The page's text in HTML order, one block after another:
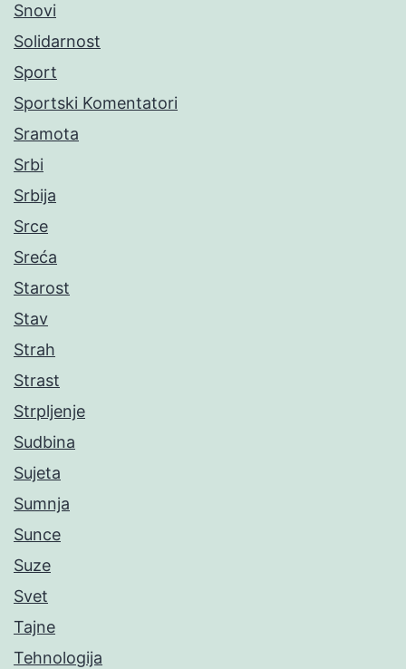
Snovi
Solidarnost
Sport
Sportski Komentatori
Sramota
Srbi
Srbija
Srce
Sreća
Starost
Stav
Strah
Strast
Strpljenje
Sudbina
Sujeta
Sumnja
Sunce
Suze
Svet
Tajne
Tehnologija